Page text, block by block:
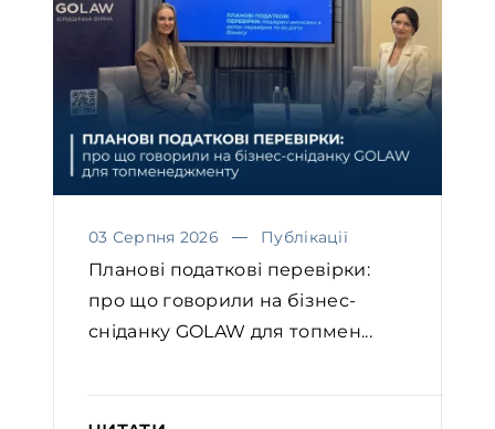
03 Серпня 2026 Публікації
Планові податкові перевірки:
про що говорили на бізнес-
сніданку GOLAW для топмен...